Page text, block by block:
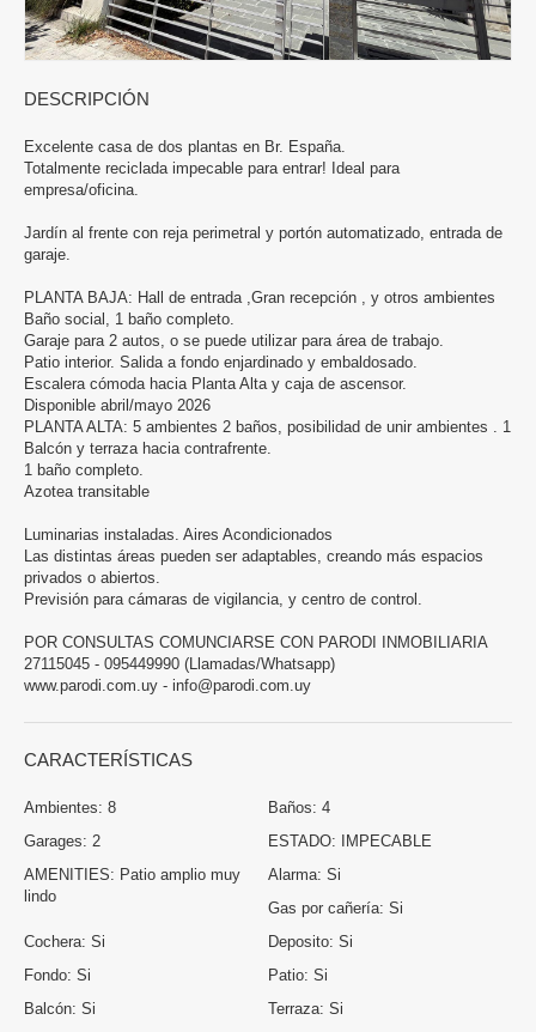
DESCRIPCIÓN
Excelente casa de dos plantas en Br. España.
Totalmente reciclada impecable para entrar! Ideal para
empresa/oficina.
Jardín al frente con reja perimetral y portón automatizado, entrada de
garaje.
PLANTA BAJA: Hall de entrada ,Gran recepción , y otros ambientes
Baño social, 1 baño completo.
Garaje para 2 autos, o se puede utilizar para área de trabajo.
Patio interior. Salida a fondo enjardinado y embaldosado.
Escalera cómoda hacia Planta Alta y caja de ascensor.
Disponible abril/mayo 2026
PLANTA ALTA: 5 ambientes 2 baños, posibilidad de unir ambientes . 1
Balcón y terraza hacia contrafrente.
1 baño completo.
Azotea transitable
Luminarias instaladas. Aires Acondicionados
Las distintas áreas pueden ser adaptables, creando más espacios
privados o abiertos.
Previsión para cámaras de vigilancia, y centro de control.
POR CONSULTAS COMUNCIARSE CON PARODI INMOBILIARIA
27115045 - 095449990 (Llamadas/Whatsapp)
www.parodi.com.uy - info@parodi.com.uy
CARACTERÍSTICAS
Ambientes: 8 Baños: 4
Garages: 2 ESTADO: IMPECABLE
AMENITIES: Patio amplio muy
lindo
Alarma: Si
Gas por cañería: Si
Cochera: Si Deposito: Si
Fondo: Si Patio: Si
Balcón: Si Terraza: Si